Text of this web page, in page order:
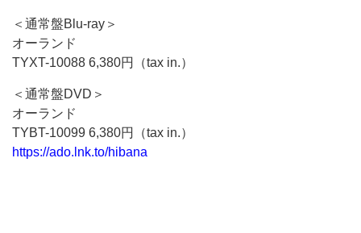
＜通常盤Blu-ray＞
オーランド
TYXT-10088 6,380円（tax in.）
＜通常盤DVD＞
オーランド
TYBT-10099 6,380円（tax in.）
https://ado.lnk.to/hibana